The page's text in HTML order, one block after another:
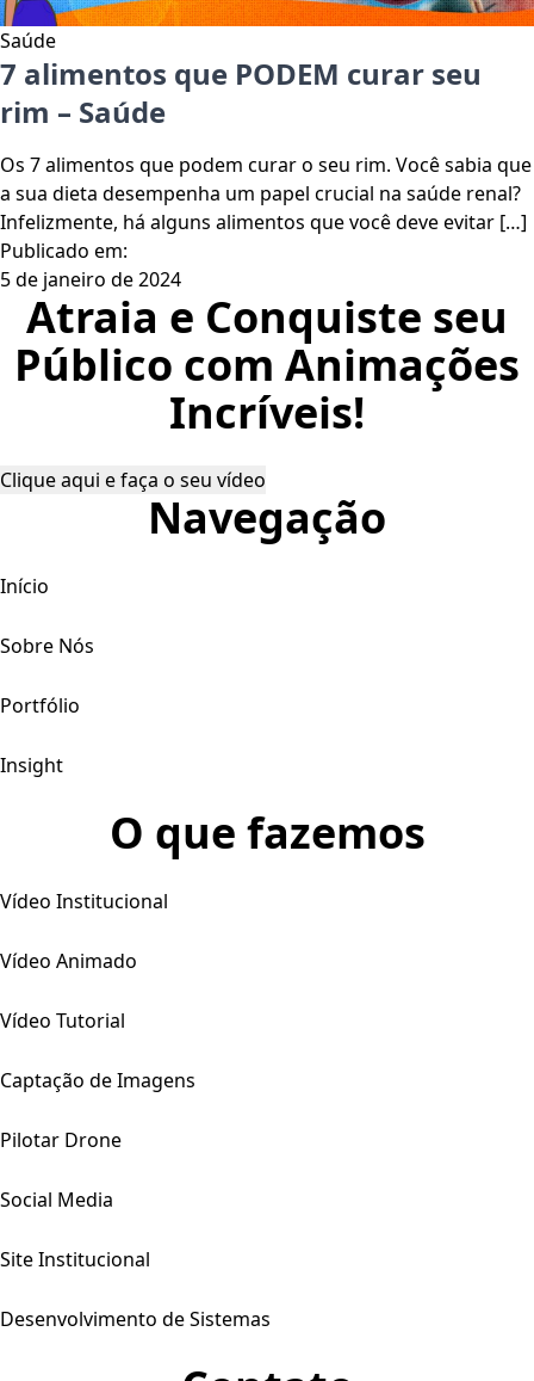
Saúde
7 alimentos que PODEM curar seu
rim – Saúde
Os 7 alimentos que podem curar o seu rim. Você sabia que
a sua dieta desempenha um papel crucial na saúde renal?
Infelizmente, há alguns alimentos que você deve evitar […]
Publicado em:
5 de janeiro de 2024
Atraia e Conquiste seu
Público com Animações
Incríveis!
Clique aqui e faça o seu vídeo
Navegação
Início
Sobre Nós
Portfólio
Insight
O que fazemos
Vídeo Institucional
Vídeo Animado
Vídeo Tutorial
Captação de Imagens
Pilotar Drone
Social Media
Site Institucional
Desenvolvimento de Sistemas